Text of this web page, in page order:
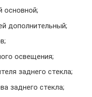
основной;
дополнительный;
освещения;
заднего стекла;
заднего стекла;